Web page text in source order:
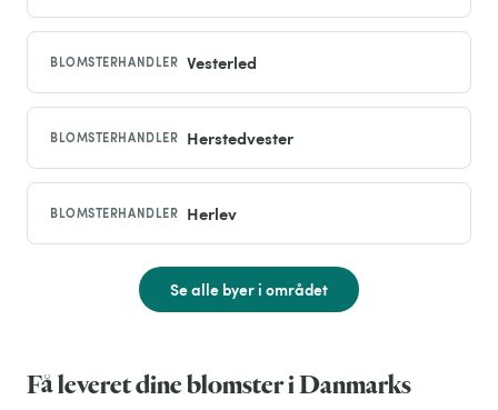
BLOMSTERHANDLER Vesterled
BLOMSTERHANDLER Herstedvester
BLOMSTERHANDLER Herlev
Se alle byer i området
Få leveret dine blomster i Danmarks